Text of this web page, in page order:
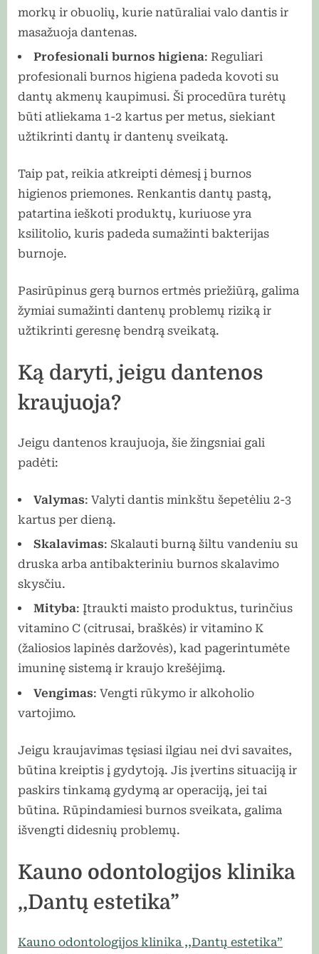
morkų ir obuolių, kurie natūraliai valo dantis ir
masažuoja dantenas.
Profesionali burnos higiena: Reguliari
profesionali burnos higiena padeda kovoti su
dantų akmenų kaupimusi. Ši procedūra turėtų
būti atliekama 1-2 kartus per metus, siekiant
užtikrinti dantų ir dantenų sveikatą.
Taip pat, reikia atkreipti dėmesį į burnos
higienos priemones. Renkantis dantų pastą,
patartina ieškoti produktų, kuriuose yra
ksilitolio, kuris padeda sumažinti bakterijas
burnoje.
Pasirūpinus gerą burnos ertmės priežiūrą, galima
žymiai sumažinti dantenų problemų riziką ir
užtikrinti geresnę bendrą sveikatą.
Ką daryti, jeigu dantenos
kraujuoja?
Jeigu dantenos kraujuoja, šie žingsniai gali
padėti:
Valymas: Valyti dantis minkštu šepetėliu 2-3
kartus per dieną.
Skalavimas: Skalauti burną šiltu vandeniu su
druska arba antibakteriniu burnos skalavimo
skysčiu.
Mityba: Įtraukti maisto produktus, turinčius
vitamino C (citrusai, braškės) ir vitamino K
(žaliosios lapinės daržovės), kad pagerintumėte
imuninę sistemą ir kraujo krešėjimą.
Vengimas: Vengti rūkymo ir alkoholio
vartojimo.
Jeigu kraujavimas tęsiasi ilgiau nei dvi savaites,
būtina kreiptis į gydytoją. Jis įvertins situaciją ir
paskirs tinkamą gydymą ar operaciją, jei tai
būtina. Rūpindamiesi burnos sveikata, galima
išvengti didesnių problemų.
Kauno odontologijos klinika
,,Dantų estetika”
Kauno odontologijos klinika ,,Dantų estetika”